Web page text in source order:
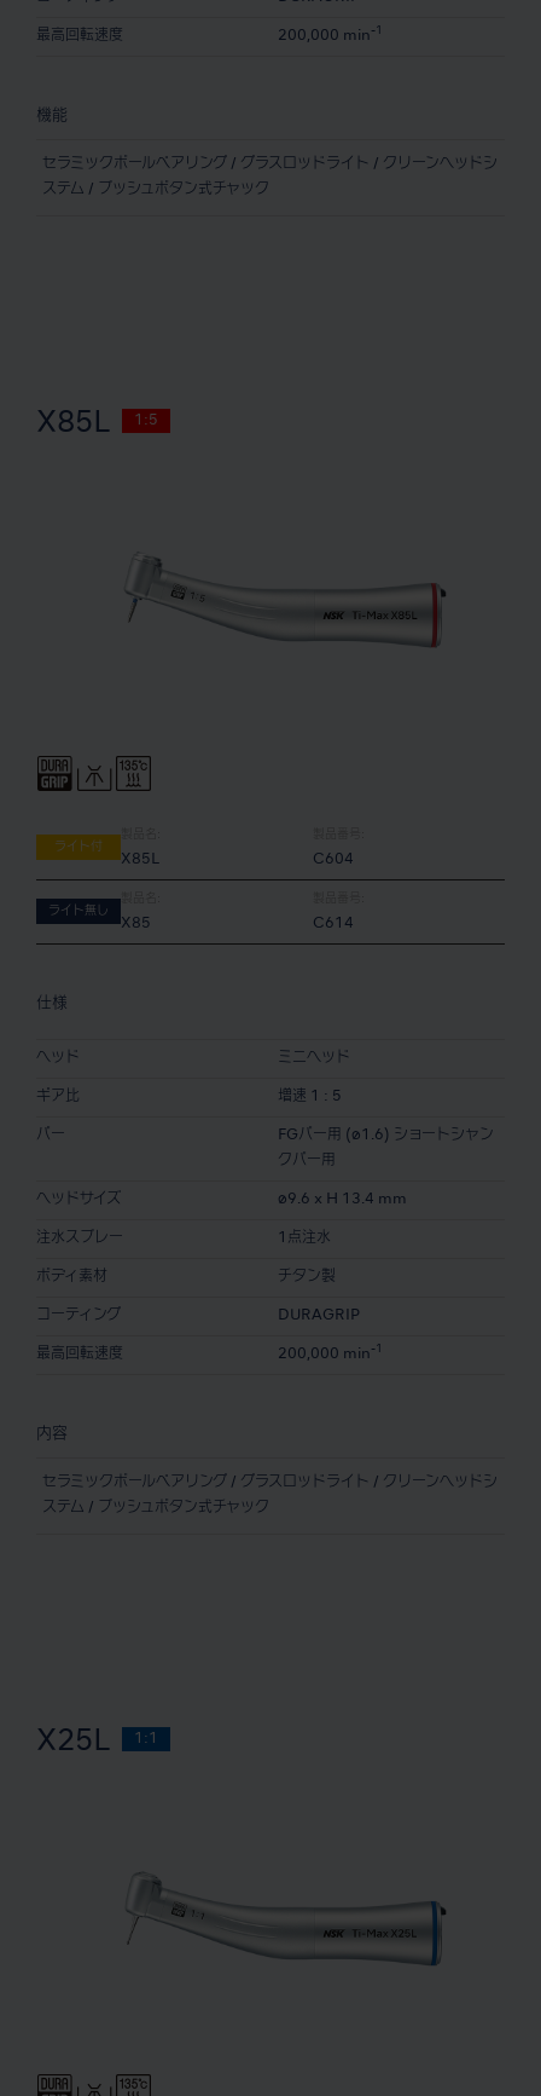
最高回転速度 200,000 min -1
機能
セラミックボールベアリング / グラスロッドライト / クリーンヘッドシ
ステム / プッシュボタン式チャック
X85L 1:5
ライト付
X85L C604
ライト無し
X85 C614
仕様
ヘッド ミニヘッド
ギア比 増速 1 : 5
バー
FGバー用 (ø1.6) ショートシャン
クバー用
ヘッドサイズ ø9.6 x H 13.4 mm
注水スプレー 1点注水
ボディ素材 チタン製
コーティング DURAGRIP
最高回転速度 200,000 min -1
内容
セラミックボールベアリング / グラスロッドライト / クリーンヘッドシ
ステム / プッシュボタン式チャック
X25L 1:1